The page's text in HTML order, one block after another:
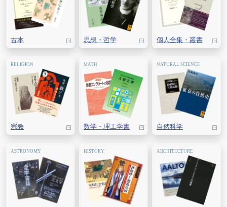
古本 思想・ 哲学 個人全集・ 叢書
宗教 数学・ 理工学書 自然科学